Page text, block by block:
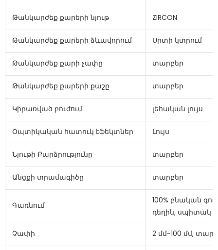
Թանկարժեք քարերի նյութ ZIRCON
Թանկարժեք քարերի ձևավորում Սրտի կտրում
Թանկարժեք քարի չափը տարբեր
Թանկարժեք քարերի քաշը տարբեր
Կիրառված բուժում լեհական լույս
Օպտիկական հատուկ էֆեկտներ Լույս
Նյութի Բարձրությունը տարբեր
Անցքի տրամագիծը տարբեր
Գառնում
100% բնական
դեղին, սպիտակ
Չափի 2 մմ-100 մմ,